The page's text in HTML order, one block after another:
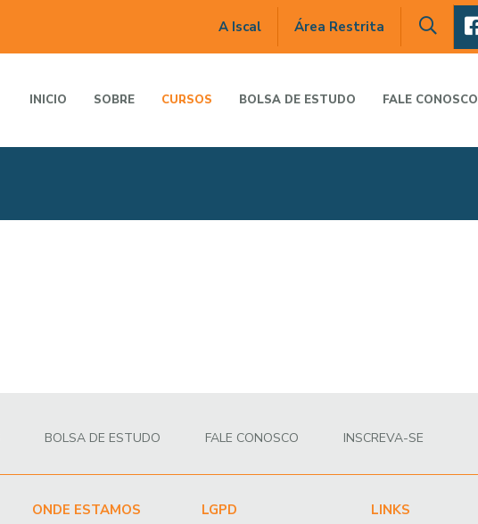
A Iscal Área Restrita
INICIO SOBRE CURSOS BOLSA DE ESTUDO FALE CONOSCO
BOLSA DE ESTUDO FALE CONOSCO INSCREVA-SE
ONDE ESTAMOS LGPD LINKS